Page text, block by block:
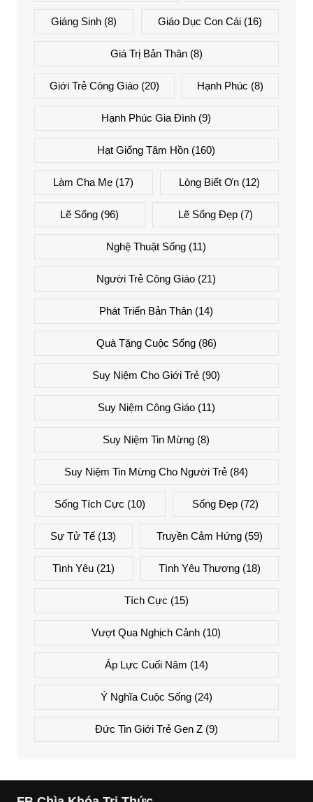
Giáng Sinh (8) Giáo Dục Con Cái(16)
Giá Trị Bản Thân(8)
Giới Trẻ Công Giáo(20) Hạnh Phúc (8)
Hạnh Phúc Gia Đình (9)
Hạt Giống Tâm Hồn (160)
Làm Cha Mẹ (17) Lòng Biết Ơn(12)
Lẽ Sống (96) Lẽ Sống Đẹp(7)
Nghệ Thuật Sống (11)
Người Trẻ Công Giáo (21)
Phát Triển Bản Thân (14)
Quà Tặng Cuộc Sống(86)
Suy Niệm Cho Giới Trẻ (90)
Suy Niệm Công Giáo(11)
Suy Niệm Tin Mừng (8)
Suy Niệm Tin Mừng Cho Người Trẻ (84)
Sống Tích Cực (10) Sống Đẹp (72)
Sự Tử Tế (13) Truyền Cảm Hứng(59)
Tình Yêu (21) Tình Yêu Thương(18)
Tích Cực (15)
Vượt Qua Nghịch Cảnh (10)
Áp Lực Cuối Năm (14)
Ý Nghĩa Cuộc Sống(24)
Đức Tin Giới Trẻ Gen Z(9)